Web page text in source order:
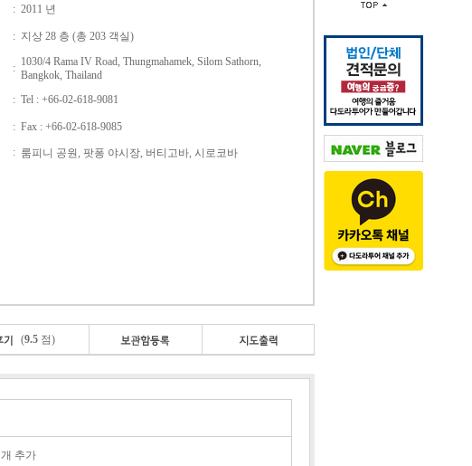
: 2011 년
: 지상 28 층 (총 203 객실)
: 1030/4 Rama IV Road, Thungmahamek, Silom Sathorn,
Bangkok, Thailand
: Tel : +66-02-618-9081
: Fax : +66-02-618-9085
: 룸피니 공원, 팟퐁 야시장, 버티고바, 시로코바
(9.5 점)
개 추가